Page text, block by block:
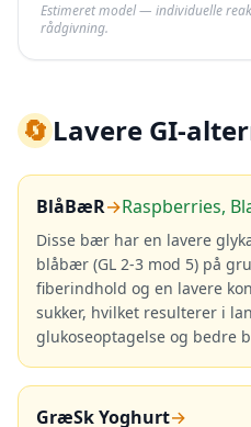
Estimeret model — individuelle
rådgivning.
🔄Lavere GI-
BlåBæR→Raspberries,
Disse bær har en lavere
blåbær (GL 2-3 mod 5) på
fiberindhold og en lavere
sukker, hvilket resulterer i
glukoseoptagelse og bedre
GræSk Yoghurt→